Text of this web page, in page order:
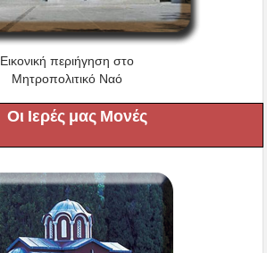
Εικονική περιήγηση στο
Μητροπολιτικό Ναό
Οι Ιερές μας Μονές